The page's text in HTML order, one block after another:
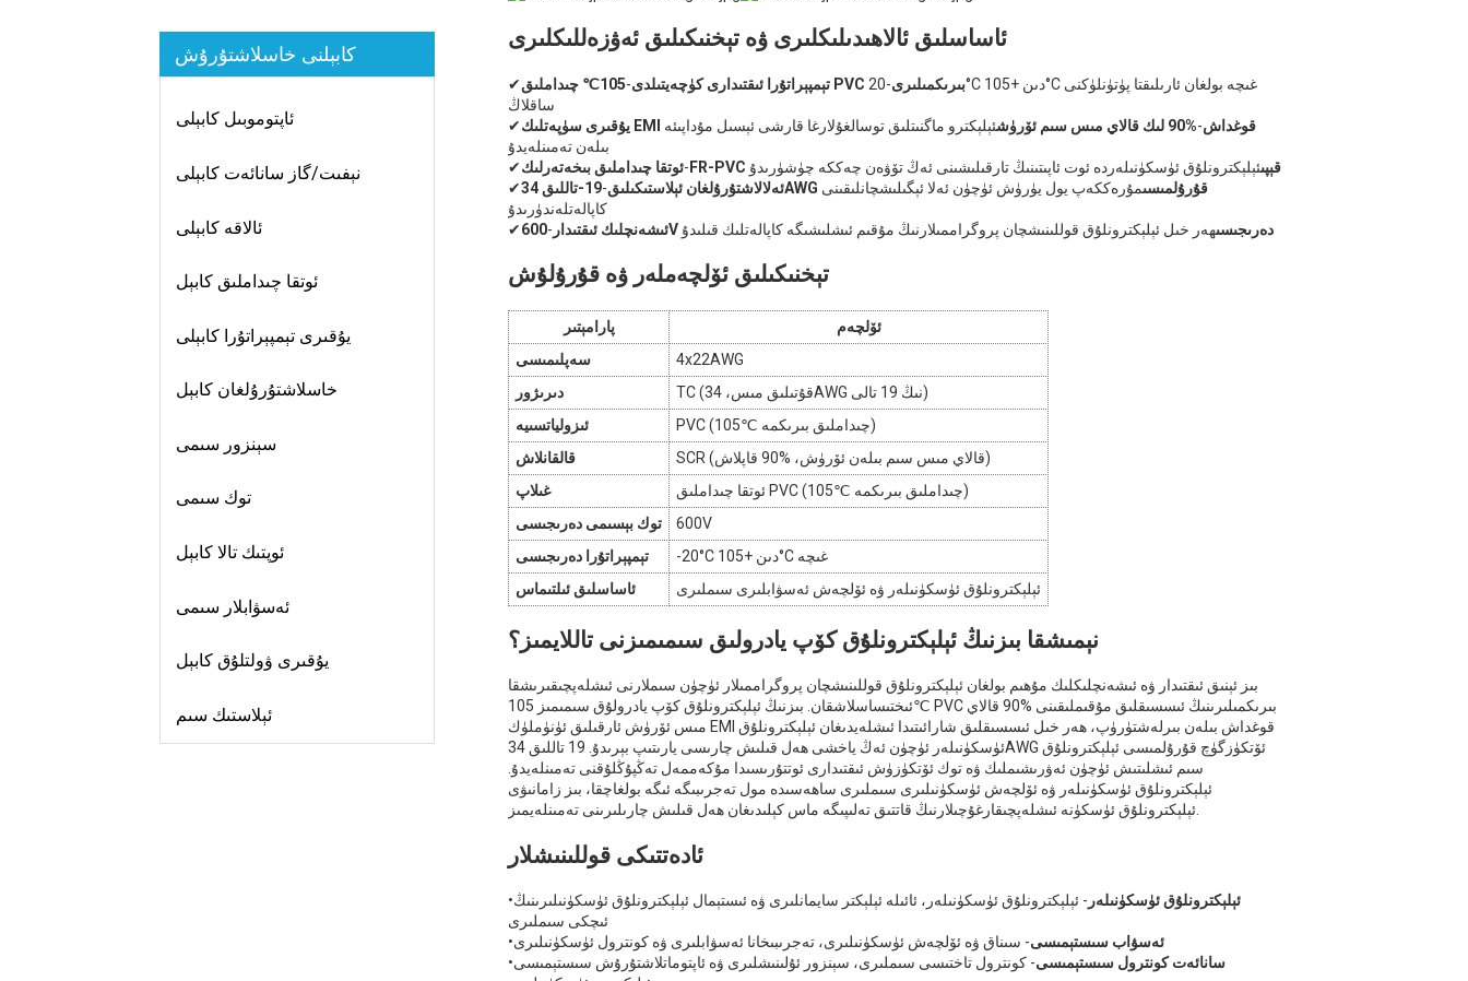
كابېلنى خاسلاشتۇرۇش
ئاپتوموبىل كابېلى
نېفىت/گاز سانائەت كابېلى
ئالاقە كابېلى
ئوتقا چىداملىق كابېل
يۇقىرى تېمپېراتۇرا كابېلى
خاسلاشتۇرۇلغان كابېل
سېنزور سىمى
توك سىمى
ئوپتىك تالا كابېل
ئەسۋابلار سىمى
يۇقىرى ۋولتلۇق كابېل
ئېلاستىك سىم
ئاساسلىق ئالاھىدىلىكلىرى ۋە تېخنىكىلىق ئەۋزەللىكلىرى
✔ تېمپېراتۇرا ئىقتىدارى كۈچەيتىلدى- 105℃ چىداملىق PVC بىرىكمىلىرى -20°C دىن +105°C غىچە بولغان ئارىلىقتا پۈتۈنلۈكنى
ساقلاڭ
✔
يۇقىرى سۈپەتلىك EMI قوغداش-%90 لىك قالاي مىس سىم ئۆرۈش
ئېلېكترو ماگنىتلىق توسالغۇلارغا قارشى ئېسىل مۇداپىئە
بىلەن تەمىنلەيدۇ
✔ئوتقا چىداملىق بىخەتەرلىك- FR-PVC قېپىئېلېكترونلۇق ئۈسكۈنىلەردە ئوت ئاپىتىنىڭ تارقىلىشىنى ئەڭ تۆۋەن چەككە چۈشۈرىدۇ
✔
ئەلالاشتۇرۇلغان ئېلاستىكىلىق- 19-تاللىق 34AWG قۇرۇلمىسىمۇرەككەپ يول يۈرۈش ئۈچۈن ئەلا ئېگىلىشچانلىقىنى
كاپالەتلەندۈرىدۇ
✔
ئىشەنچلىك ئىقتىدار - 600V دەرىجىسىھەر خىل ئېلېكترونلۇق قوللىنىشچان پروگراممىلارنىڭ مۇقىم ئىشلىشىگە كاپالەتلىك قىلىدۇ
تېخنىكىلىق ئۆلچەملەر ۋە قۇرۇلۇش
پارامېتىر
ئۆلچەم
سەپلىمىسى
4x22AWG
دىرىژور
TC (قۇتىلىق مىس، 34AWG نىڭ 19 تالى)
ئىزولياتسىيە
PVC (105℃ چىداملىق بىرىكمە)
قالقانلاش
SCR (قالاي مىس سىم بىلەن ئۆرۈش، %90 قاپلاش)
غىلاپ
ئوتقا چىداملىق PVC (105℃ چىداملىق بىرىكمە)
توك بېسىمى دەرىجىسى
600V
تېمپېراتۇرا دەرىجىسى
-20°C دىن +105°C غىچە
ئاساسلىق ئىلتىماس
ئېلېكترونلۇق ئۈسكۈنىلەر ۋە ئۆلچەش ئەسۋابلىرى سىملىرى
نېمىشقا بىزنىڭ ئېلېكترونلۇق كۆپ يادرولىق سىمىمىزنى تاللايمىز؟
بىز ئېنىق ئىقتىدار ۋە ئىشەنچلىكلىك مۇھىم بولغان ئېلېكترونلۇق قوللىنىشچان پروگراممىلار ئۈچۈن سىملارنى ئىشلەپچىقىرىشقا
ئىختىساسلاشقان. بىزنىڭ ئېلېكترونلۇق كۆپ يادرولۇق سىمىمىز 105℃ PVC بىرىكمىلىرىنىڭ ئىسسىقلىق مۇقىملىقىنى %90 قالاي
مىس ئۆرۈش ئارقىلىق ئۈنۈملۈك EMI قوغداش بىلەن بىرلەشتۈرۈپ، ھەر خىل ئىسسىقلىق شارائىتىدا ئىشلەيدىغان ئېلېكترونلۇق
ئۈسكۈنىلەر ئۈچۈن ئەڭ ياخشى ھەل قىلىش چارىسى يارىتىپ بېرىدۇ. 19 تاللىق 34AWG ئۆتكۈزگۈچ قۇرۇلمىسى ئېلېكترونلۇق
سىم ئىشلىتىش ئۈچۈن ئەۋرىشىملىك ​​ۋە توك ئۆتكۈزۈش ئىقتىدارى ئوتتۇرىسىدا مۇكەممەل تەڭپۇڭلۇقنى تەمىنلەيدۇ.
ئېلېكترونلۇق ئۈسكۈنىلەر ۋە ئۆلچەش ئۈسكۈنىلىرى سىملىرى ساھەسىدە مول تەجرىبىگە ئىگە بولغاچقا، بىز زامانىۋى
ئېلېكترونلۇق ئۈسكۈنە ئىشلەپچىقارغۇچىلارنىڭ قاتتىق تەلىپىگە ماس كېلىدىغان ھەل قىلىش چارىلىرىنى تەمىنلەيمىز.
ئادەتتىكى قوللىنىشلار
• ئېلېكترونلۇق ئۈسكۈنىلەر - ئېلېكترونلۇق ئۈسكۈنىلەر، ئائىلە ئېلېكتر سايمانلىرى ۋە ئىستېمال ئېلېكترونلۇق ئۈسكۈنىلىرىنىڭ
ئىچكى سىملىرى
•
ئەسۋاب سىستېمىسى- سىناق ۋە ئۆلچەش ئۈسكۈنىلىرى، تەجرىبىخانا ئەسۋابلىرى ۋە كونترول ئۈسكۈنىلىرى
•
سانائەت كونترول سىستېمىسى- كونترول تاختىسى سىملىرى، سېنزور ئۇلىنىشلىرى ۋە ئاپتوماتلاشتۇرۇش سىستېمىسى